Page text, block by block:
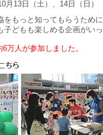
月13日（土）、14日（日）
をもっと知ってもらうため
子どもも楽しめる企画がいっ
万人が参加しました。